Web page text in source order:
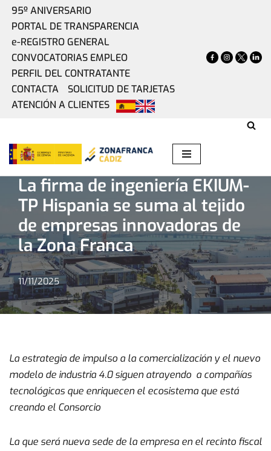
95º ANIVERSARIO
PORTAL DE TRANSPARENCIA
e-REGISTRO GENERAL
CONVOCATORIAS EMPLEO
PERFIL DEL CONTRATANTE
CONTACTA
SOLICITUD DE TARJETAS
ATENCIÓN A CLIENTES
La firma de ingeniería EKIUM-TP
Zona Franca
La firma de ingeniería EKIUM-
TP Hispania se suma al tejido
de empresas innovadoras de
la Zona Franca
11/11/2025
La estrategia de impulso a la comercialización y el nuevo
modelo de industria 4.0 siguen atrayendo a compañías
tecnológicas que enriquecen el ecosistema que está
creando el Consorcio
La que será nueva sede de la empresa en el recinto fiscal